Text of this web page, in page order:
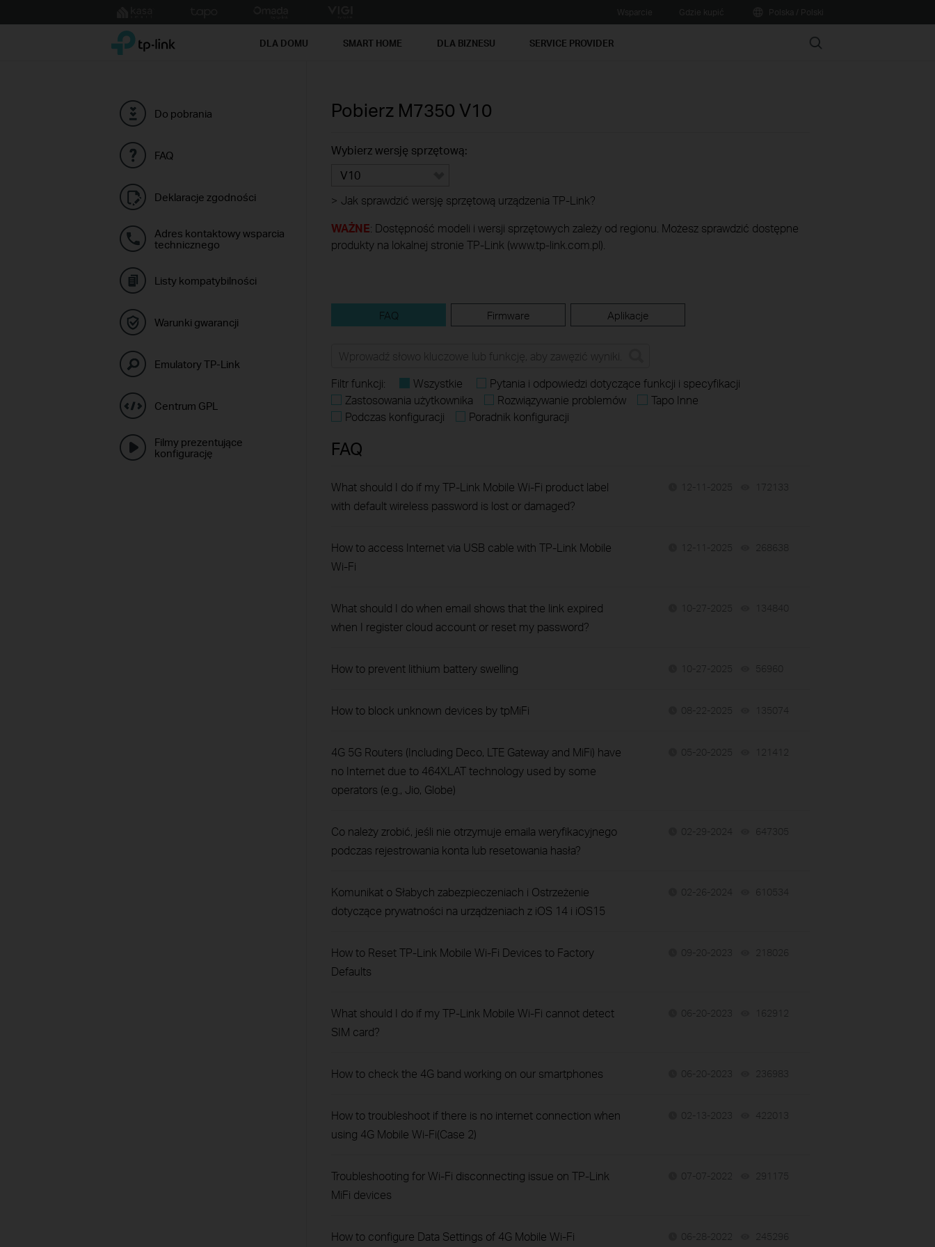
to
TP-Link, Reliably Smart DLA DOMU SMART HOME DLA BIZNESU SERVICE PROVIDER Search
Do pobrania
FAQ
Deklaracje zgodności
Adres kontaktowy wsparcia
technicznego
Listy kompatybilności
Warunki gwarancji
Emulatory TP-Link
Centrum GPL
Filmy prezentujące
konfigurację
Pobierz M7350 V10
Wybierz wersję sprzętową:
V10
> Jak sprawdzić wersję sprzętową urządzenia TP-Link?
WAŻNE: Dostępność modeli i wersji sprzętowych zależy od regionu. Możesz sprawdzić dostępne
produkty na lokalnej stronie TP-Link (www.tp-link.com.pl).
FAQ Firmware Aplikacje
Filtr funkcji: Wszystkie
Pytania i odpowiedzi dotyczące funkcji i specyfikacji
Zastosowania użytkownika
Rozwiązywanie problemów
Tapo Inne
Podczas konfiguracji
Poradnik konfiguracji
FAQ
What should I do if my TP-Link Mobile Wi-Fi product label
with default wireless password is lost or damaged?
12-11-2025 172133
How to access Internet via USB cable with TP-Link Mobile
Wi-Fi
12-11-2025 268638
What should I do when email shows that the link expired
when I register cloud account or reset my password?
10-27-2025 134840
How to prevent lithium battery swelling 10-27-2025 56960
How to block unknown devices by tpMiFi 08-22-2025 135074
4G 5G Routers (Including Deco, LTE Gateway and MiFi) have
no Internet due to 464XLAT technology used by some
operators (e.g., Jio, Globe)
05-20-2025 121412
Co należy zrobić, jeśli nie otrzymuje emaila weryfikacyjnego
podczas rejestrowania konta lub resetowania hasła?
02-29-2024 647305
Komunikat o Słabych zabezpieczeniach i Ostrzeżenie
dotyczące prywatności na urządzeniach z iOS 14 i iOS15
02-26-2024 610534
How to Reset TP-Link Mobile Wi-Fi Devices to Factory
Defaults
09-20-2023 218026
What should I do if my TP-Link Mobile Wi-Fi cannot detect
SIM card?
06-20-2023 162912
How to check the 4G band working on our smartphones 06-20-2023 236983
How to troubleshoot if there is no internet connection when
using 4G Mobile Wi-Fi(Case 2)
02-13-2023 422013
Troubleshooting for Wi-Fi disconnecting issue on TP-Link
MiFi devices
07-07-2022 291175
How to configure Data Settings of 4G Mobile Wi-Fi 06-28-2022 245296